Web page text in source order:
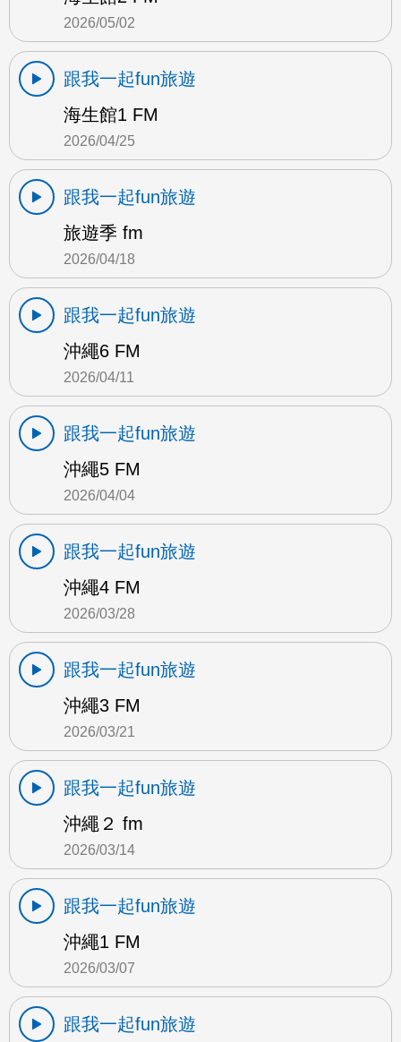
2026/05/02
跟我一起fun旅遊
海生館1 FM
2026/04/25
跟我一起fun旅遊
旅遊季 fm
2026/04/18
跟我一起fun旅遊
沖繩6 FM
2026/04/11
跟我一起fun旅遊
沖繩5 FM
2026/04/04
跟我一起fun旅遊
沖繩4 FM
2026/03/28
跟我一起fun旅遊
沖繩3 FM
2026/03/21
跟我一起fun旅遊
沖繩２ fm
2026/03/14
跟我一起fun旅遊
沖繩1 FM
2026/03/07
跟我一起fun旅遊